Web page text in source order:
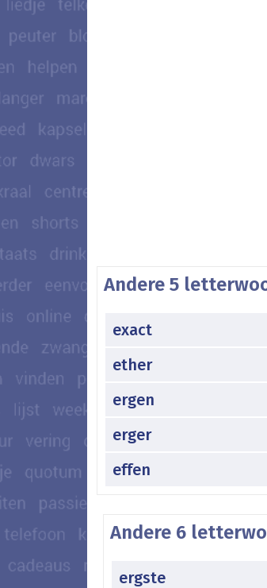
Andere 5
exact
ether
ergen
erger
effen
Andere 6
ergste